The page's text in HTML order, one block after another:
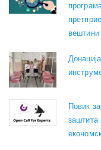
Повик
заштита